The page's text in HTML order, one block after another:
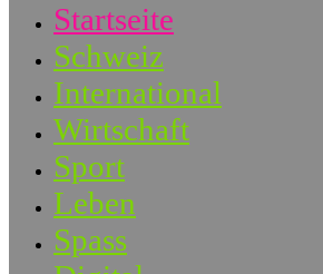
Startseite
Schweiz
International
Wirtschaft
Sport
Leben
Spass